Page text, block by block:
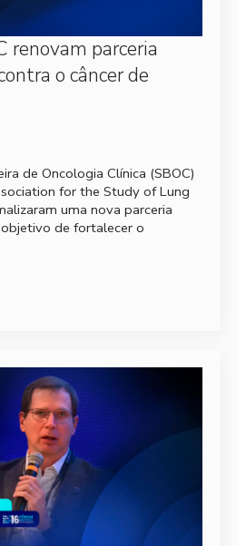
renovam parceria
o câncer de
de Oncologia Clínica (SBOC)
for the Study of Lung
uma nova parceria
de fortalecer o